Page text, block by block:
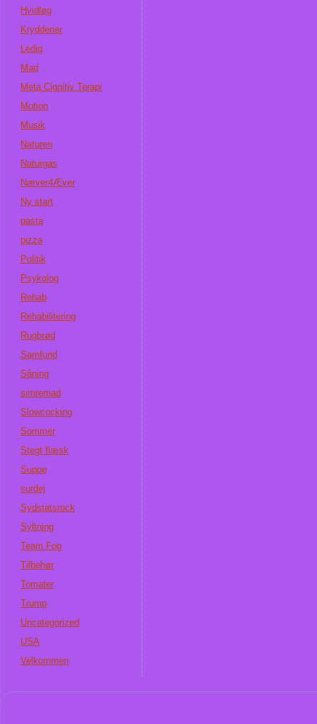
Hvidløg
Krydderier
Ledig
Mad
Meta Cignitiv Terapi
Motion
Musik
Naturen
Naturgas
Næver4Æver
Ny start
pasta
pizza
Politik
Psykolog
Rehab
Rehabilitering
Rugbrød
Samfund
Såning
simremad
Slowcocking
Sommer
Stegt flæsk
Suppe
surdej
Sydstatsrock
Syltning
Team Fog
Tilbehør
Tomater
Trump
Uncategorized
USA
Velkommen